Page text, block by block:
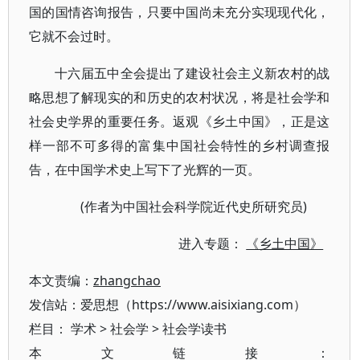
国的国情咨询报告，只要中国尚未充分实现现代化，
它就不会过时。
十六届五中全会提出了建设社会主义新农村的战
略思想了解现实的和历史的农村状况，将是社会学和
社会史学界的重要任务。返观《乡土中国》，正是这
样一部不可多得的富集中国社会特性的乡村调查报
告，在中国学术史上写下了光辉的一页。
(作者为中国社会科学院近代史所研究员)
进入专题： 《乡土中国》
本文责编： zhangchao
发信站：爱思想（https://www.aisixiang.com）
栏目： 学术>社会学 >社会学读书
本文链接：